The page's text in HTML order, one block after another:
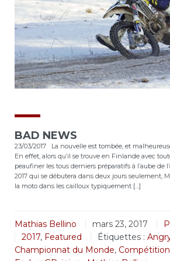
BAD NEWS
23/03/2017 La nouvelle est tombée, et
En effet, alors qu’il se trouve en Finlande avec
peaufiner les tous derniers préparatifs à l’aube de
2017 qui se débutera dans deux jours seulement,
la moto dans les cailloux typiquement […]
Mathias Bellino mars 23, 2017
2017, Featured Étiquettes :
Championnat du Monde, Compétition